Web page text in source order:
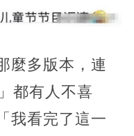
麼多版本，連
都有人不喜
我看完了這一